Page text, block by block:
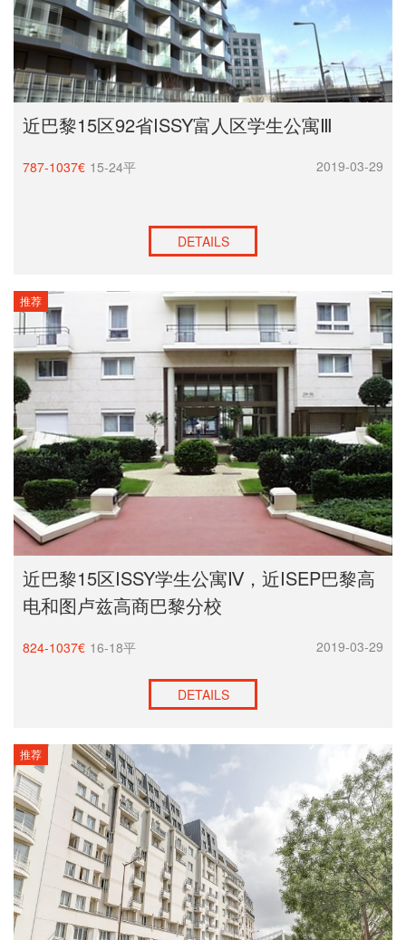
近巴黎15区92省ISSY富人区学生公寓Ⅲ
787-1037€ 15-24平 2019-03-29
DETAILS
推荐
近巴黎15区ISSY学生公寓Ⅳ，近ISEP巴黎高
电和图卢兹高商巴黎分校
824-1037€ 16-18平 2019-03-29
DETAILS
推荐